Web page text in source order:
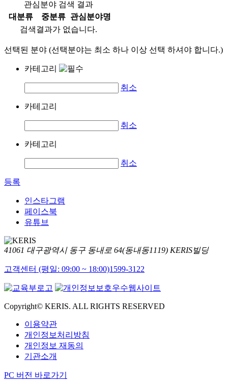
관심분야 검색 결과
대분류
중분류
관심분야명
검색결과가 없습니다.
선택된 분야 (선택분야는 최소 하나 이상 선택 하셔야 합니다.)
카테고리
취소
카테고리
취소
카테고리
취소
등록
인스타그램
페이스북
유튜브
41061 대구광역시 동구 동내로 64(동내동1119) KERIS빌딩
고객센터 (평일: 09:00 ~ 18:00)1599-3122
Copyright© KERIS. ALL RIGHTS RESERVED
이용약관
개인정보처리방침
개인정보 재동의
기관소개
PC 버전 바로가기